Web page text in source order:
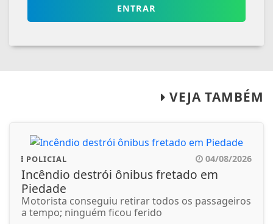
ENTRAR
VEJA TAMBÉM
POLICIAL 04/08/2026
Incêndio destrói ônibus fretado em
Piedade
Motorista conseguiu retirar todos os passageiros
a tempo; ninguém ficou ferido